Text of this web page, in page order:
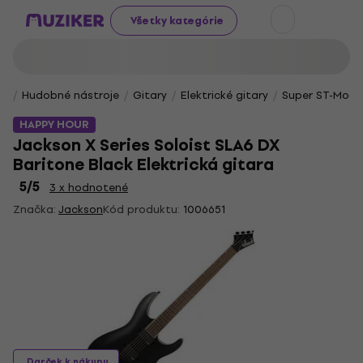
Všetky kategórie
Hudobné nástroje Gitary Elektrické gitary
Super ST-
HAPPY HOUR
Jackson X Series Soloist SLA6 DX
Baritone Black Elektrická gitara
5/5
3 x hodnotené
Značka:JacksonKód produktu: 1006651